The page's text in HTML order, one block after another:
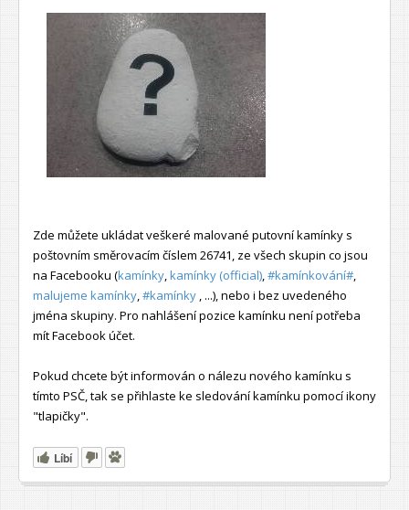
Zde můžete ukládat veškeré malované putovní kamínky s
poštovním směrovacím číslem 26741, ze všech skupin co jsou
na Facebooku (kamínky kamínky (official) #kamínkování#
malujeme kamínky #kamínky , ...), nebo i bez uvedeného
jména skupiny. Pro nahlášení pozice kamínku není potřeba
mít Facebook účet.
Pokud chcete být informován o nálezu nového kamínku s
tímto PSČ, tak se přihlaste ke sledování kamínku pomocí ikony
"tlapičky".
Líbí